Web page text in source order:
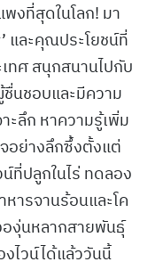
งที่สุดในโลก! มา
และคุณประโยชน์ที่
ทศ สนุกสนานไปกับ
นชอบและมีความ
ะลึก หาความรู้เพิ่ม
จอย่างลึกซึ้งตั้งแต่
ที่ปลูกในไร่ ทดลอง
ารจานร้อนและโค
งุ่นหลากสายพันธุ์
ไวน์ได้แล้ววันนี้